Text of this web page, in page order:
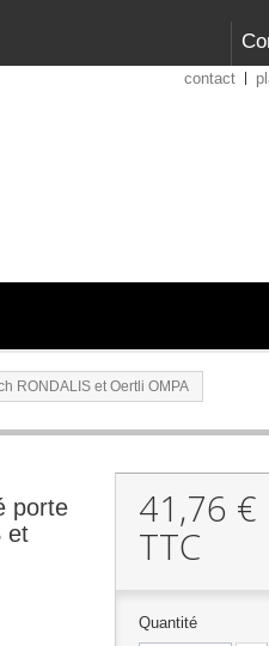
contact
RONDALIS et Oertli OMPA
porte
et
41,76 €
TTC
Quantité